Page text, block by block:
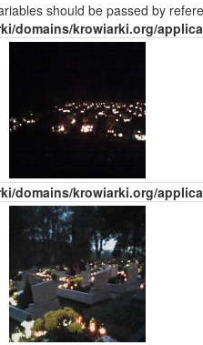
should be passed by
domains/krowiarki.org/
domains/krowiarki.org/